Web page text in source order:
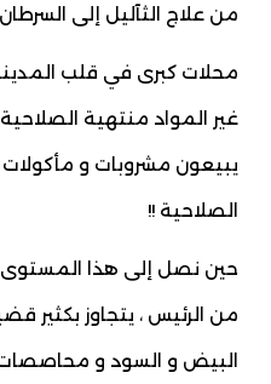
من علاج الثآليل إلى
محلات كبرى في قلب المدينة
غير المواد منتهية
يبيعون مشروبات و
الصلاحية !!
حين نصل إلى هذا المستوى
من الرئيس ، يتجاوز بكثير
البيض و السود و محاصصات